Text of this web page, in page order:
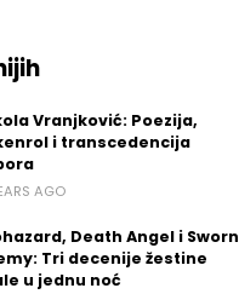
Vranjković: Poezija,
i transcedencija
AGO
Death Angel i Sworn
Tri decenije žestine
u jednu noć